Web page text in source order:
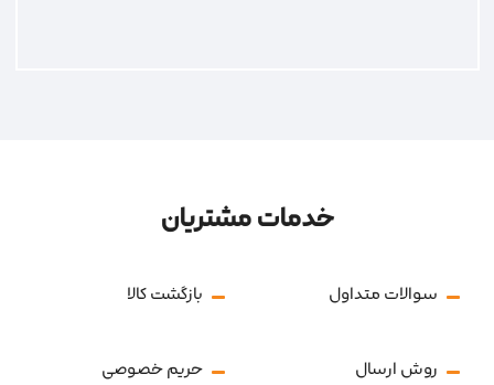
خدمات مشتریان
سوالات متداول بازگشت کالا
روش ارسال حریم خصوصی